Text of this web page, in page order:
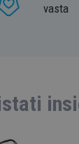
vasta